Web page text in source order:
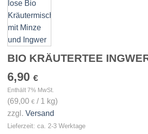
BIO KRÄUTERTEE
6,90 €
Enthält 7% MwSt.
(69,00 € / 1 kg)
zzgl. Versand
Lieferzeit: ca. 2-3 Werktage